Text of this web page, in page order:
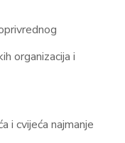
organizacija i
i cvijeća najmanje